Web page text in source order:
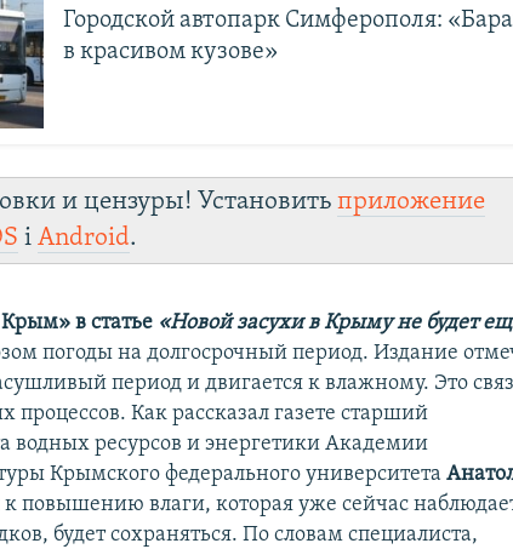
Городской автопарк Симферополя:
в красивом кузове»
и цензуры! Установитьприложение
іAndroid.
в статье «Новой засухи в Крыму не будет
погоды на долгосрочный период. Издание
период и двигается к влажному. Это
Как рассказал газете старший
водных ресурсов и энергетики Академии
Крымского федерального университета
повышению влаги, которая уже сейчас
будет сохраняться. По словам специалиста,